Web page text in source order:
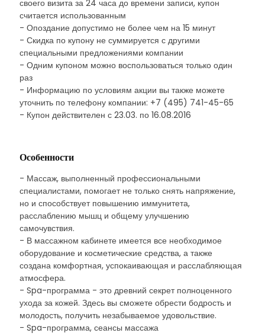
своего визита за 24 часа до времени записи, купон
считается использованным
- Опоздание допустимо не более чем на 15 минут
- Скидка по купону не суммируется с другими
специальными предложениями компании
- Одним купоном можно воспользоваться только один
раз
- Информацию по условиям акции вы также можете
уточнить по телефону компании: +7 (495) 741-45-65
- Купон действителен с 23.03. по 16.08.2016
Особенности
- Массаж, выполненный профессиональными
специалистами, помогает не только снять напряжение,
но и способствует повышению иммунитета,
расслаблению мышц и общему улучшению
самочувствия.
- В массажном кабинете имеется все необходимое
оборудование и косметические средства, а также
создана комфортная, успокаивающая и расслабляющая
атмосфера.
- Spa-программа - это древний секрет полноценного
ухода за кожей. Здесь вы сможете обрести бодрость и
молодость, получить незабываемое удовольствие.
- Spa-программа, сеансы массажа